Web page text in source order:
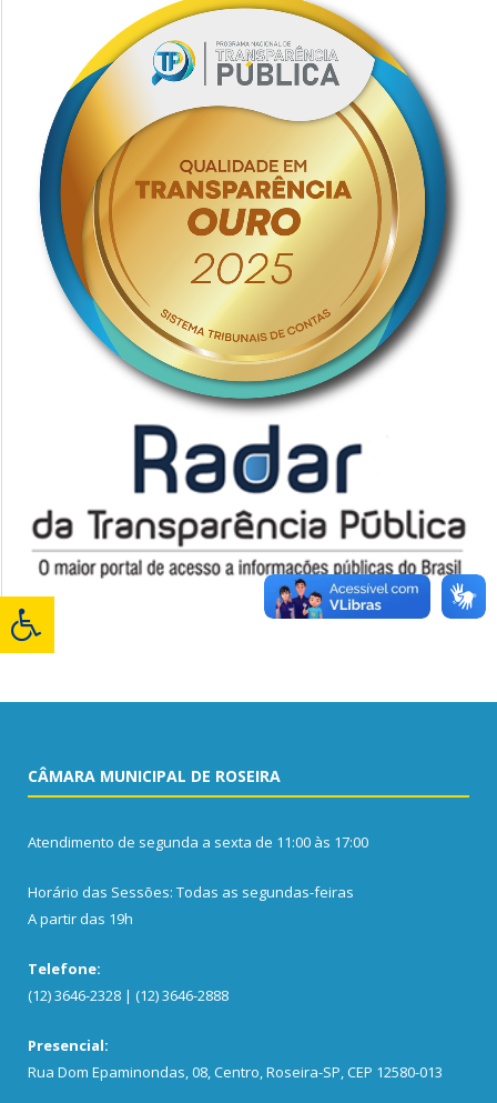
CÂMARA MUNICIPAL DE ROSEIRA
Atendimento de segunda a sexta de 11:00 às 17:00
Horário das Sessões: Todas as segundas-feiras
A partir das 19h
Telefone:
(12) 3646-2328 | (12) 3646-2888
Presencial:
Rua Dom Epaminondas, 08, Centro, Roseira-SP, CEP 12580-013